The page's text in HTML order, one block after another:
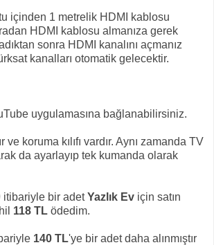
içinden 1 metrelik HDMI kablosu
HDMI kablosu almanıza gerek
sonra HDMI kanalını açmanız
kanalları otomatik gelecektir.
uygulamasına bağlanabilirsiniz.
ve koruma kılıfı vardır. Aynı zamanda TV
da ayarlayıp tek kumanda olarak
itibariyle bir adetYazlık Ev için satın
118 TL ödedim.
140 TL'ye bir adet daha alınmıştır